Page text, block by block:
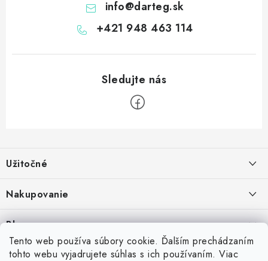
Tento web používa súbory cookie. Ďalším prechádzaním
tohto webu vyjadrujete súhlas s ich používaním. Viac
info@darteg.sk
+421 948 463 114
p
ä
i
Užitočné
O nás
Spolupráca s klubmi
Nakupovanie
Ako nakupovať
Možnosti dopravy
Blog
Skrutkovacie hroty na šípky: Swiss Point, Switch Point, Quick Point a
Príďte si vyskúšať šípky